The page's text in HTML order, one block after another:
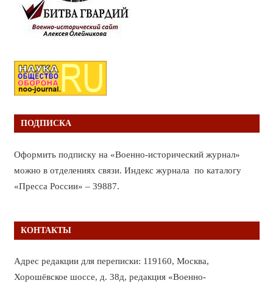
ПОДПИСКА
Оформить подписку на «Военно-исторический журнал»
можно в отделениях связи. Индекс журнала по каталогу
«Пресса России» – 39887.
КОНТАКТЫ
Адрес редакции для переписки: 119160, Москва,
Хорошёвское шоссе, д. 38д, редакция «Военно-